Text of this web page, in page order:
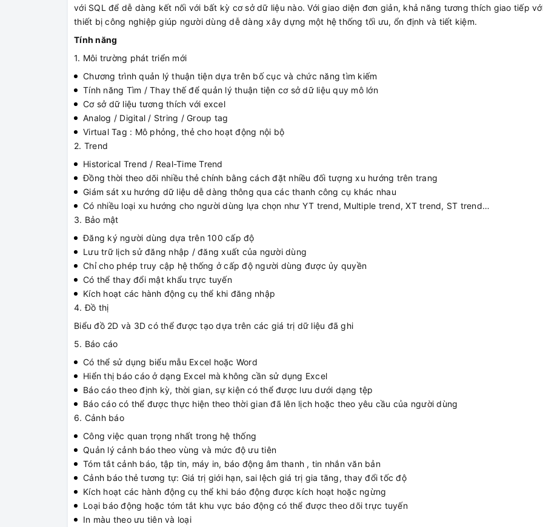
với SQL để dễ dàng kết nối với bất kỳ cơ sở dữ liệu nào. Với giao diện đơn giản, khả năng tương thích giao tiếp
thiết bị công nghiệp giúp người dùng dễ dàng xây dựng một hệ thống tối ưu, ổn định và tiết kiệm.
Tính năng
1. Môi trường phát triển mới
Chương trình quản lý thuận tiện dựa trên bố cục và chức năng tìm kiếm
Tính năng Tìm / Thay thế để quản lý thuận tiện cơ sở dữ liệu quy mô lớn
Cơ sở dữ liệu tương thích với excel
Analog / Digital / String / Group tag
Virtual Tag : Mô phỏng, thẻ cho hoạt động nội bộ
2. Trend
Historical Trend / Real-Time Trend
Đồng thời theo dõi nhiều thẻ chính bằng cách đặt nhiều đối tượng xu hướng trên trang
Giám sát xu hướng dữ liệu dễ dàng thông qua các thanh công cụ khác nhau
Có nhiều loại xu hướng cho người dùng lựa chọn như YT trend, Multiple trend, XT trend, ST trend…
3. Bảo mật
Đăng ký người dùng dựa trên 100 cấp độ
Lưu trữ lịch sử đăng nhập / đăng xuất của người dùng
Chỉ cho phép truy cập hệ thống ở cấp độ người dùng được ủy quyền
Có thể thay đổi mật khẩu trực tuyến
Kích hoạt các hành động cụ thể khi đăng nhập
4. Đồ thị
Biểu đồ 2D và 3D có thể được tạo dựa trên các giá trị dữ liệu đã ghi
5. Báo cáo
Có thể sử dụng biểu mẫu Excel hoặc Word
Hiển thị báo cáo ở dạng Excel mà không cần sử dụng Excel
Báo cáo theo định kỳ, thời gian, sự kiện có thể được lưu dưới dạng tệp
Báo cáo có thể được thực hiện theo thời gian đã lên lịch hoặc theo yêu cầu của người dùng
6. Cảnh báo
Công việc quan trọng nhất trong hệ thống
Quản lý cảnh báo theo vùng và mức độ ưu tiên
Tóm tắt cảnh báo, tập tin, máy in, báo động âm thanh , tin nhắn văn bản
Cảnh báo thẻ tương tự: Giá trị giới hạn, sai lệch giá trị gia tăng, thay đổi tốc độ
Kích hoạt các hành động cụ thể khi báo động được kích hoạt hoặc ngừng
Loại báo động hoặc tóm tắt khu vực báo động có thể được theo dõi trực tuyến
In màu theo ưu tiên và loại